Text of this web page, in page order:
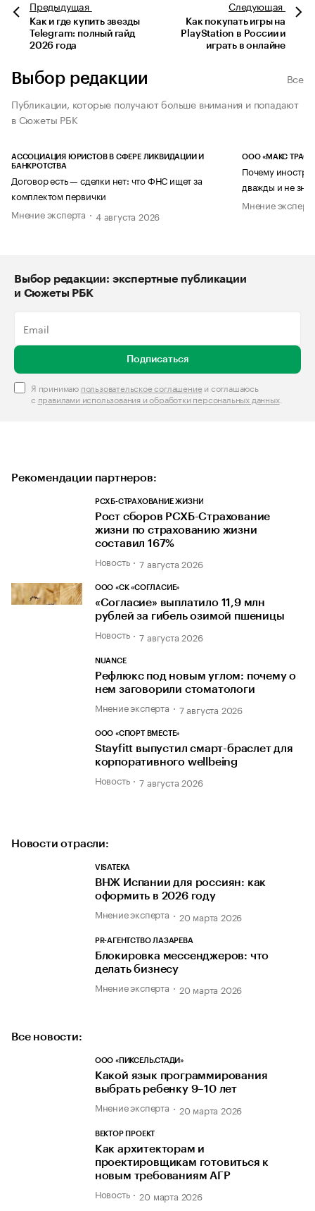
Предыдущая
Как и где купить звезды
Telegram: полный гайд
2026 года
Следующая
Как покупать игры на
PlayStation в России и
играть в онлайне
Выбор редакции
Все
Публикации, которые получают больше внимания и попадают
в Сюжеты РБК
АССОЦИАЦИЯ ЮРИСТОВ В СФЕРЕ ЛИКВИДАЦИИ И
БАНКРОТСТВА
Договор есть — сделки нет: что ФНС ищет за
комплектом первички
Мнение эксперта
4 августа 2026
ООО «МАКС ТРАСТ»
Почему
дважды и не
Мнение
Выбор редакции: экспертные публикации
и Сюжеты РБК
Подписаться
Я принимаю пользовательское соглашениеи соглашаюсь
с правилами использования и обработки персональных данных.
Рекомендации партнеров:
РСХБ-СТРАХОВАНИЕ ЖИЗНИ
Рост сборов РСХБ-Страхование
жизни по страхованию жизни
составил 167%
Новость 7 августа 2026
ООО «СК «СОГЛАСИЕ»
«Согласие» выплатило 11,9 млн
рублей за гибель озимой пшеницы
Новость 7 августа 2026
NUANCE
Рефлюкс под новым углом: почему о
нем заговорили стоматологи
Мнение эксперта 7 августа 2026
ООО «СПОРТ ВМЕСТЕ»
Stayfitt выпустил смарт-браслет для
корпоративного wellbeing
Новость 7 августа 2026
Новости отрасли:
VISATEKA
ВНЖ Испании для россиян: как
оформить в 2026 году
Мнение эксперта 20 марта 2026
PR-АГЕНТСТВО ЛАЗАРЕВА
Блокировка мессенджеров: что
делать бизнесу
Мнение эксперта 20 марта 2026
Все новости:
ООО «ПИКСЕЛЬ.СТАДИ»
Какой язык программирования
выбрать ребенку 9–10 лет
Мнение эксперта 20 марта 2026
ВЕКТОР ПРОЕКТ
Как архитекторам и
проектировщикам готовиться к
новым требованиям АГР
Новость 20 марта 2026